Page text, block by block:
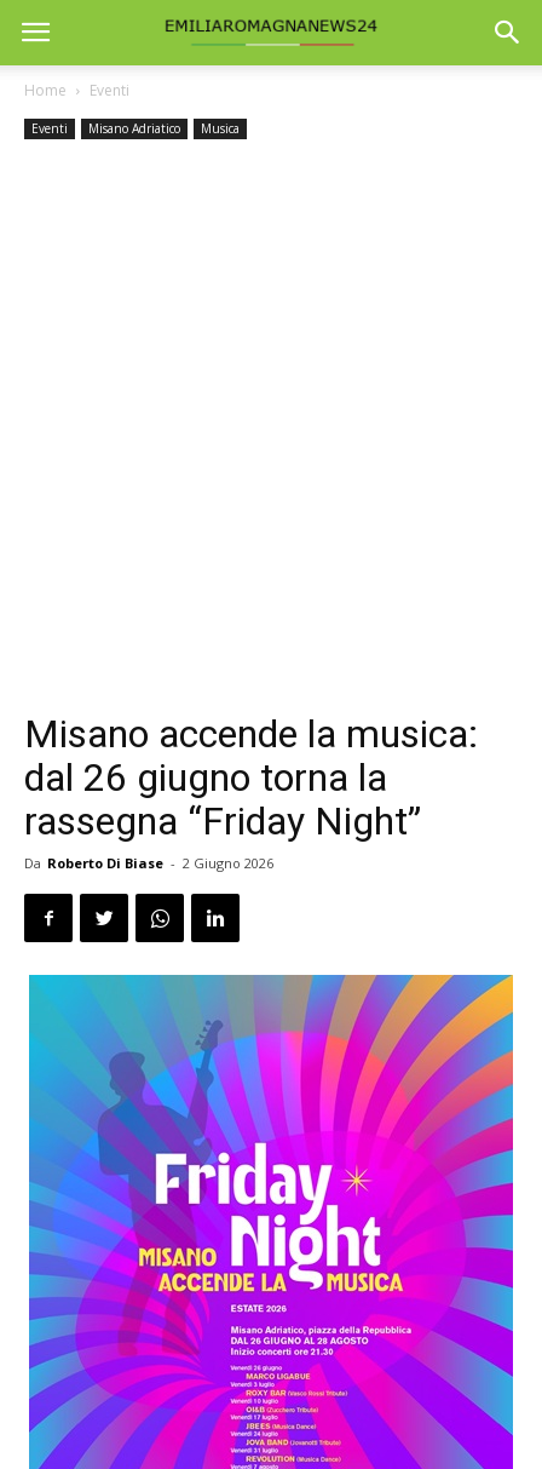
Home Eventi
Eventi Misano Adriatico Musica
Misano accende la musica:
dal 26 giugno torna la
rassegna “Friday Night”
Da Roberto Di Biase - 2 Giugno 2026